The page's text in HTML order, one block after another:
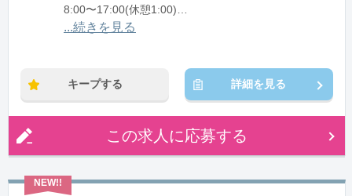
8:00〜17:00(休憩1:00)
12:00〜21:00(休憩1:00)
...続きを見る
キープする 詳細を見る
この求人に応募する